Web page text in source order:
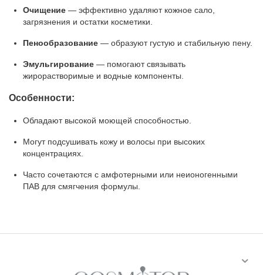
Очищение — эффективно удаляют кожное сало,
загрязнения и остатки косметики.
Пенообразование — образуют густую и стабильную пену.
Эмульгирование — помогают связывать
жирорастворимые и водные компоненты.
Особенности:
Обладают высокой моющей способностью.
Могут подсушивать кожу и волосы при высоких
концентрациях.
Часто сочетаются с амфотерными или неионогенными
ПАВ для смягчения формулы.